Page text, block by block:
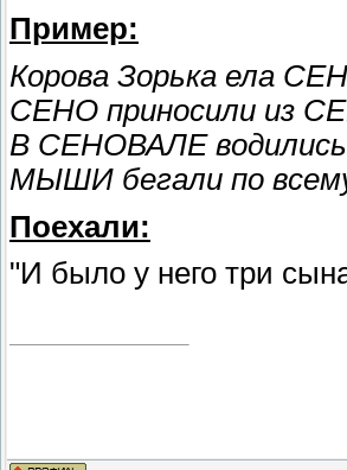
Пример:
Корова Зорька ела
СЕНО приносили из
В СЕНОВАЛЕ
МЫШИ бегали по
Поехали:
"И было у него три